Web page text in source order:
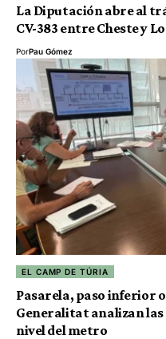
La Diputación abre al
CV-383 entre Cheste y
PorPau Gómez
EL CAMP DE TÚRIA
Pasarela, paso inferior
Generalitat analizan
nivel del metro